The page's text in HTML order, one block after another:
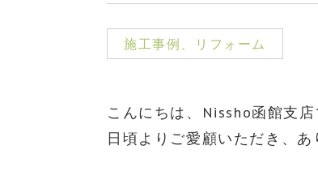
施工事例、リフォーム
こんにちは、Nissho函館支店
日頃よりご愛顧いただき、あ